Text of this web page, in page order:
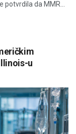
da MMR...
u